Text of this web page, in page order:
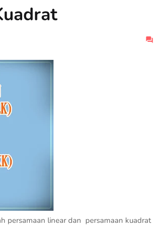
persamaan linear dan persamaan kuadrat